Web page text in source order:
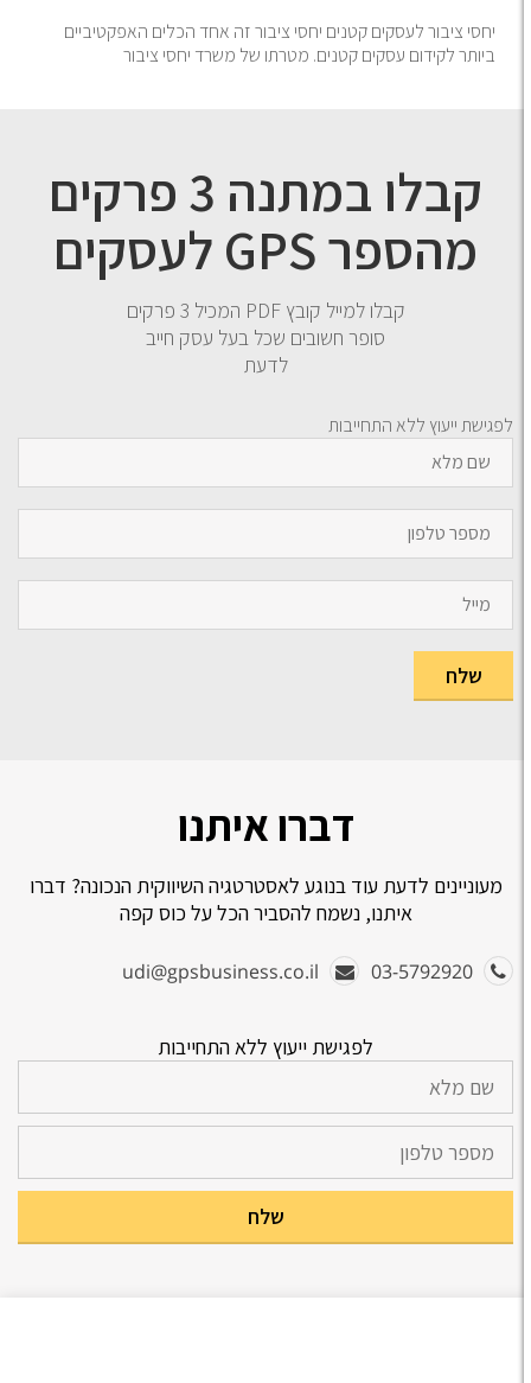
יחסי ציבור לעסקים קטנים יחסי ציבור זה אחד הכלים האפקטיביים
ביותר לקידום עסקים קטנים. מטרתו של משרד יחסי ציבור
קבלו במתנה 3 פרקים
מהספר GPS לעסקים
קבלו למייל קובץ PDF המכיל 3 פרקים
סופר חשובים שכל בעל עסק חייב
לדעת
ייעוץ ללא התחייבות
דברו איתנו
לדעת עוד בנוגע לאסטרטגיה השיווקית הנכונה? דברו
איתנו, נשמח להסביר הכל על כוס קפה
03-5792920
udi@gpsbusiness.co.il
לפגישת ייעוץ ללא התחייבות